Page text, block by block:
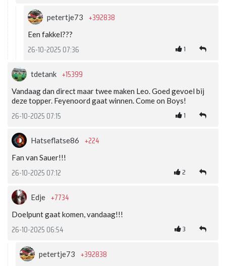
petertje73 +392838
Een fakkel???
26-10-2025 07:36 1
tdetank +15399
Vandaag dan direct maar twee maken Leo. Goed gevoel bij
deze topper. Feyenoord gaat winnen. Come on Boys!
26-10-2025 07:15 1
Hatseflatse86 +224
Fan van Sauer!!!
26-10-2025 07:12 2
Edje +7734
Doelpunt gaat komen, vandaag!!!
26-10-2025 06:54 3
petertje73 +392838